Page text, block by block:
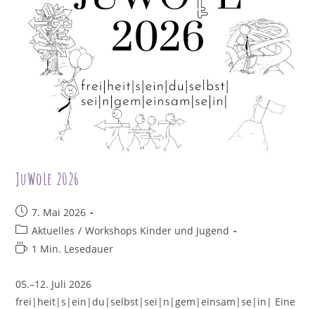
JuWoLe 2026
Beitrag
veröffentlicht:
7. Mai 2026
Beitrags-
Kategorie:
Aktuelles / Workshops Kinder und Jugend
Lesedauer:
1 Min. Lesedauer
05.–12. Juli 2026
frei|heit|s|ein|du|selbst|sei|n|gem|einsam|se|in| Eine